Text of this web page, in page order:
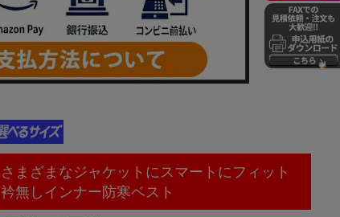
さまざまなジャケットにスマートにフィット
衿無しインナー防寒ベスト